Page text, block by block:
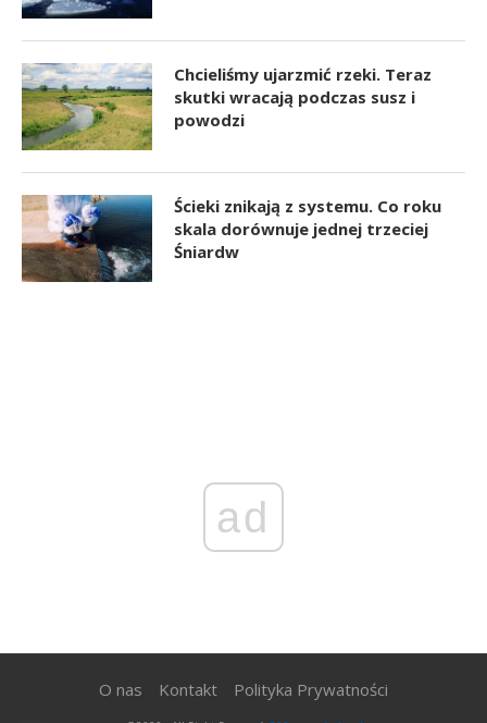
Chcieliśmy ujarzmić rzeki. Teraz
skutki wracają podczas susz i
powodzi
Ścieki znikają z systemu. Co roku
skala dorównuje jednej trzeciej
Śniardw
ad
O nas Kontakt Polityka Prywatności